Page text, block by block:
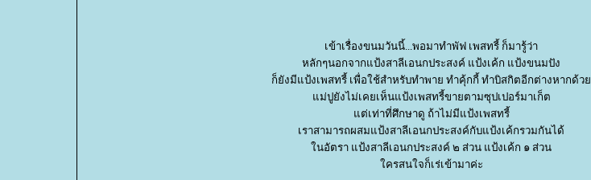
เข้าเรื่องขนมวันนี้...พอมาทำพัฟ เพสทรี้ ก็มารู้ว่า
หลักๆนอกจากแป้งสาลีเอนกประสงค์ แป้งเค้ก แป้งขนมปัง
ก็ยังมีแป้งเพสทรี้ เพื่อใช้สำหรับทำพาย ทำคุ้กกี้ ทำบิสกิตอีกต่างหากด้ว
ม่ปูยังไม่เคยเห็นแป้งเพสทรี้ขายตามซุปเปอร์มาเก็ต
ต่เท่าที่ศึกษาดู ถ้าไม่มีแป้งเพสทรี้
เราสามารถผสมแป้งสาลีเอนกประสงค์กับแป้งเค้กรวมกันได้
นอัตรา แป้งสาลีเอนกประสงค์ ๒ ส่วน แป้งเค้ก ๑ ส่วน
ครสนใจก็เร่เข้ามาค่ะ